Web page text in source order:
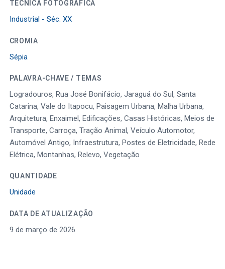
TÉCNICA FOTOGRÁFICA
Industrial - Séc. XX
CROMIA
Sépia
PALAVRA-CHAVE / TEMAS
Logradouros, Rua José Bonifácio, Jaraguá do Sul, Santa
Catarina, Vale do Itapocu, Paisagem Urbana, Malha Urbana,
Arquitetura, Enxaimel, Edificações, Casas Históricas, Meios de
Transporte, Carroça, Tração Animal, Veículo Automotor,
Automóvel Antigo, Infraestrutura, Postes de Eletricidade, Rede
Elétrica, Montanhas, Relevo, Vegetação
QUANTIDADE
Unidade
DATA DE ATUALIZAÇÃO
9 de março de 2026